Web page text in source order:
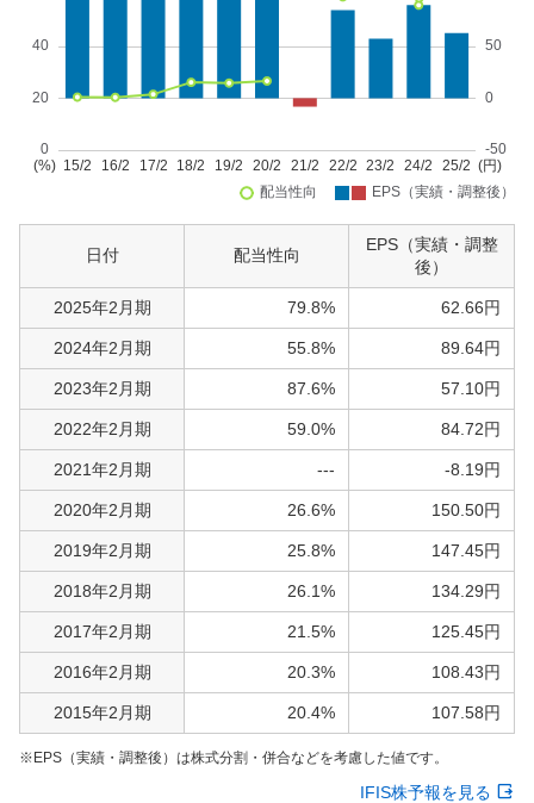
日付 配当性向
EPS（実績・調整
後）
2025年2月期 79.8% 62.66円
2024年2月期 55.8% 89.64円
2023年2月期 87.6% 57.10円
2022年2月期 59.0% 84.72円
2021年2月期 --- -8.19円
2020年2月期 26.6% 150.50円
2019年2月期 25.8% 147.45円
2018年2月期 26.1% 134.29円
2017年2月期 21.5% 125.45円
2016年2月期 20.3% 108.43円
2015年2月期 20.4% 107.58円
EPS（実績・調整後）は株式分割・併合などを考慮した値です。
IFIS株予報を見る